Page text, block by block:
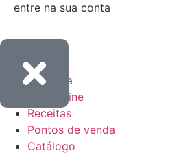
entre na sua conta
Empresa
Loja online
Receitas
Pontos de venda
Catálogo